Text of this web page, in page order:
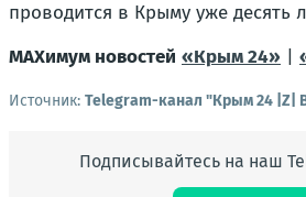
проводится в Крыму уже десять
MAXимум новостей «Крым 24»
Источник: Telegram-канал "Крым 24 |Z|
Подписывайтесь на наш